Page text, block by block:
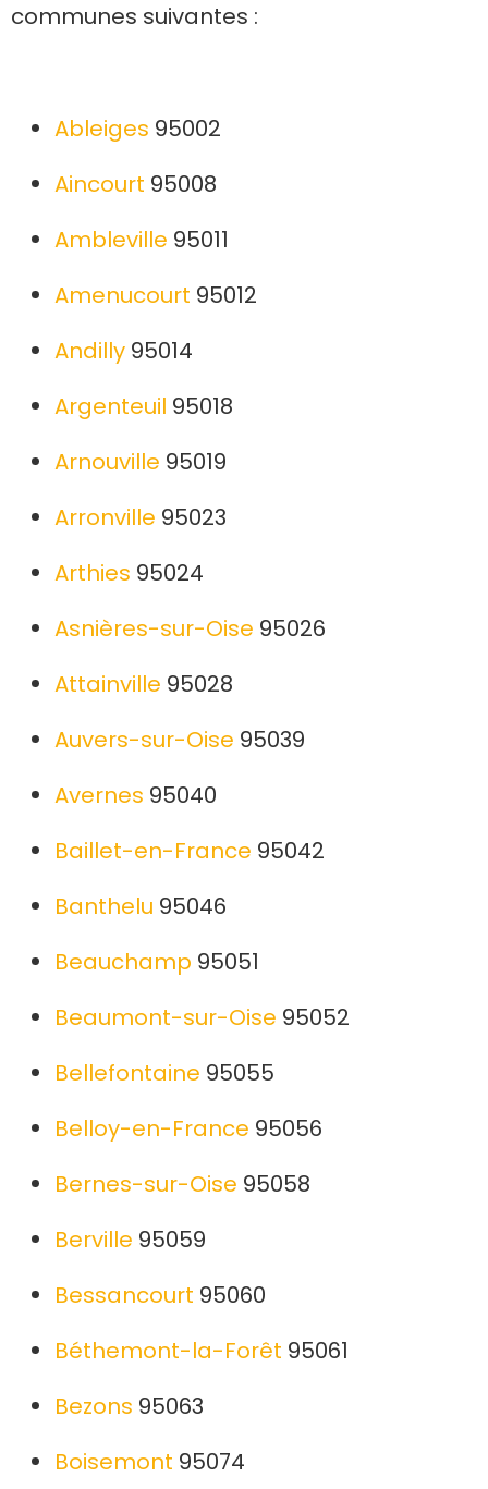
communes suivantes :
Ableiges 95002
Aincourt 95008
Ambleville 95011
Amenucourt 95012
Andilly 95014
Argenteuil 95018
Arnouville 95019
Arronville 95023
Arthies 95024
Asnières-sur-Oise 95026
Attainville 95028
Auvers-sur-Oise 95039
Avernes 95040
Baillet-en-France 95042
Banthelu 95046
Beauchamp 95051
Beaumont-sur-Oise 95052
Bellefontaine 95055
Belloy-en-France 95056
Bernes-sur-Oise 95058
Berville 95059
Bessancourt 95060
Béthemont-la-Forêt 95061
Bezons 95063
Boisemont 95074